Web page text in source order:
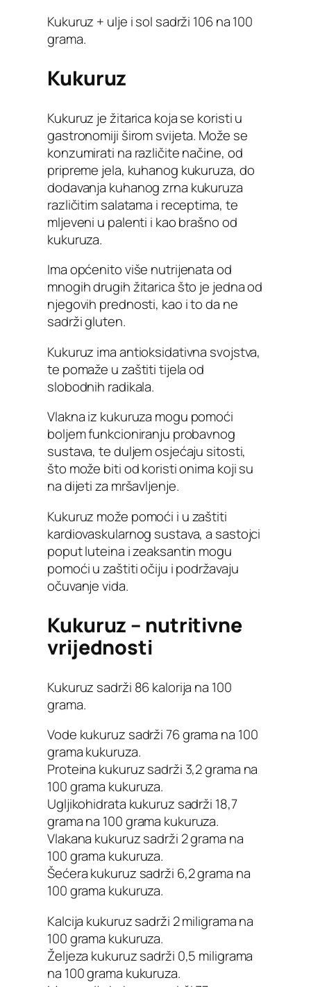
Kukuruz + ulje i sol sadrži 106 na 100
grama.
Kukuruz
Kukuruz je žitarica koja se koristi u
gastronomiji širom svijeta. Može se
konzumirati na različite načine, od
pripreme jela, kuhanog kukuruza, do
dodavanja kuhanog zrna kukuruza
različitim salatama i receptima, te
mljeveni u palenti i kao brašno od
kukuruza.
Ima općenito više nutrijenata od
mnogih drugih žitarica što je jedna od
njegovih prednosti, kao i to da ne
sadrži gluten.
Kukuruz ima antioksidativna svojstva,
te pomaže u zaštiti tijela od
slobodnih radikala.
Vlakna iz kukuruza mogu pomoći
boljem funkcioniranju probavnog
sustava, te duljem osjećaju sitosti,
što može biti od koristi onima koji su
na dijeti za mršavljenje.
Kukuruz može pomoći i u zaštiti
kardiovaskularnog sustava, a sastojci
poput luteina i zeaksantin mogu
pomoći u zaštiti očiju i podržavaju
očuvanje vida.
Kukuruz – nutritivne
vrijednosti
Kukuruz sadrži 86 kalorija na 100
grama.
Vode kukuruz sadrži 76 grama na 100
grama kukuruza.
Proteina kukuruz sadrži 3,2 grama na
100 grama kukuruza.
Ugljikohidrata kukuruz sadrži 18,7
grama na 100 grama kukuruza.
Vlakana kukuruz sadrži 2 grama na
100 grama kukuruza.
Šećera kukuruz sadrži 6,2 grama na
100 grama kukuruza.
Kalcija kukuruz sadrži 2 miligrama na
100 grama kukuruza.
Željeza kukuruz sadrži 0,5 miligrama
na 100 grama kukuruza.